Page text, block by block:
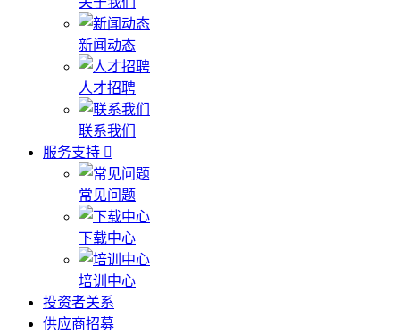
新闻动态
人才招聘
联系我们
服务支持
常见问题
下载中心
培训中心
投资者关系
供应商招募